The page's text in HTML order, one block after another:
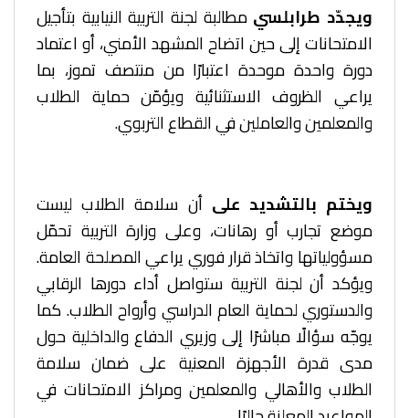
ويجدّد طرابلسي مطالبة لجنة التربية النيابية بتأجيل
الامتحانات إلى حين اتضاح المشهد الأمني، أو اعتماد
دورة واحدة موحدة اعتبارًا من منتصف تموز، بما
يراعي الظروف الاستثنائية ويؤمّن حماية الطلاب
والمعلمين والعاملين في القطاع التربوي.
ويختم بالتشديد على أن سلامة الطلاب ليست
موضع تجارب أو رهانات، وعلى وزارة التربية تحمّل
مسؤولياتها واتخاذ قرار فوري يراعي المصلحة العامة.
ويؤكد أن لجنة التربية ستواصل أداء دورها الرقابي
والدستوري لحماية العام الدراسي وأرواح الطلاب. كما
يوجّه سؤالًا مباشرًا إلى وزيري الدفاع والداخلية حول
مدى قدرة الأجهزة المعنية على ضمان سلامة
الطلاب والأهالي والمعلمين ومراكز الامتحانات في